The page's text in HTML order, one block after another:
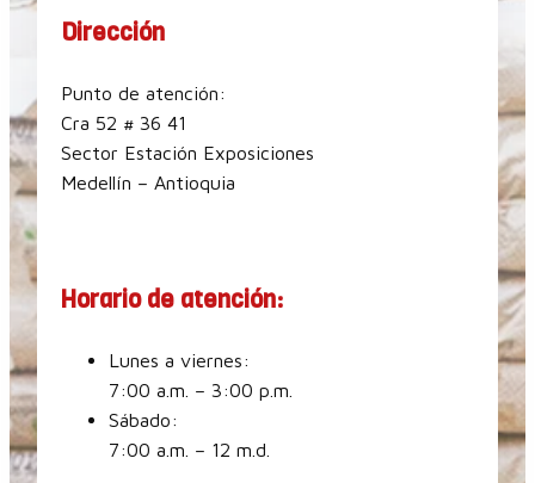
Dirección
Punto de atención:
Cra 52 # 36 41
Sector Estación Exposiciones
Medellín – Antioquia
Horario de atención:
Lunes a viernes:
7:00 a.m. – 3:00 p.m.
Sábado:
7:00 a.m. – 12 m.d.